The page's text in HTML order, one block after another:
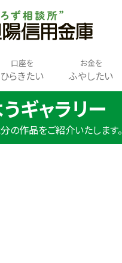
口座を
ひらきたい
お金を
ふやしたい
ギャラリー
の作品をご紹介いたします。